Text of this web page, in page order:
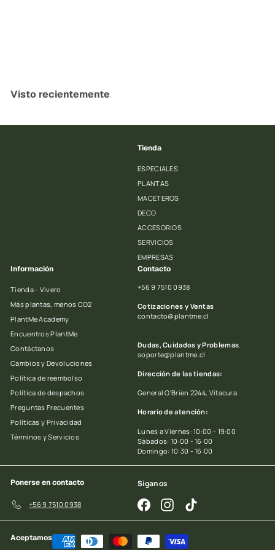
9
Visto recientemente
Tienda
ESPECIALES
PLANTAS
MACETEROS
DECO
ACCESORIOS
SERVICIOS
EMPRESAS
Información
Tienda - Vivero
Más plantas, menos CO2
PlantMe Academy
Encuentros PlantMe
Contáctanos
Cambios y Devoluciones
Política de reembolso
Política de despachos
Preguntas Frecuentes
Políticas y Privacidad
Términos y Servicios
Contacto
+56 9 7510 0938
Cotizaciones y Ventas
contacto@plantme.cl
Dudas, Cuidados y Problemas.
soporte@plantme.cl
Dirección de las tiendas:
General O’Brien 2244, Vitacura.
Horario de atención:
Lunes a Viernes: 10:00 - 19:00
Sábados: 10:00 - 16:00
Domingo: 10:30 - 16:00
Ponerse en contacto
+56 9 7510 0938
Síganos
FacebookInstagramTikTok
Aceptamos